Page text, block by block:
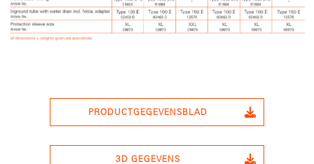
PRODUCTGEGEVENSBLAD
3D GEGEVENS